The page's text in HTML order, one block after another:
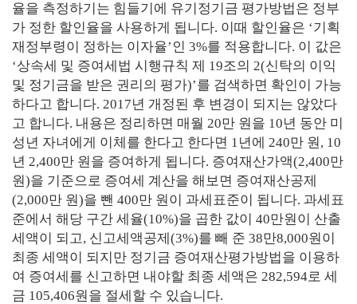
율을 측정하기는 힘들기에 유기정기금 평가방법은 정부
가 정한 할인율을 사용하게 됩니다. 이때 할인율은 ‘기획
재정부령이 정하는 이자율’ 인 3%를 적용합니다. 이 값은
‘상속세 및 증여세법 시행규칙 제 19조의 2(신탁의 이익
및 정기금을 받은 권리의 평가)’를 검색하면 확인이 가능
하다고 합니다. 2017년 개정된 후 변경이 되지는 않았다
고 합니다. 내용은 정리하면 매월 20만 원을 10년 동안 미
성년 자녀에게 이체를 한다고 한다면 1년에 240만 원 , 10
년 2,400만 원을 증여하게 됩니다. 증여재산가액(2,400만
원)을 기준으로 증여세 계산을 해보면 증여재산공제
(2,000만 원)을 뺀 400만 원이 과세표준이 됩니다. 과세표
준에서 해당 구간 세율(10%)을 곱한 값이 40만원이 산출
세액이 되고, 신고세액공제(3%)를 빼 준 38만8,000원이
최종 세액이 되지만 정기금 증여재산평가방법을 이용하
여 증여세를 신고하면 내야할 최종 세액은 282,594로 세
금 105,406원을 절세할 수 있습니다.